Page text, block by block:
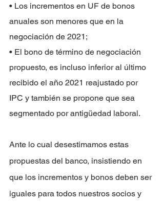
• Los incrementos en UF de bonos
anuales son menores que en la
negociación de 2021;
• El bono de término de negociación
propuesto, es incluso inferior al último
recibido el año 2021 reajustado por
IPC y también se propone que sea
segmentado por antigüedad laboral.
Ante lo cual desestimamos estas
propuestas del banco, insistiendo en
que los incrementos y bonos deben ser
iguales para todos nuestros socios y